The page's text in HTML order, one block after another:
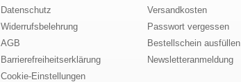
Datenschutz
Widerrufsbelehrung
AGB
Barrierefreiheitserklärung
Cookie-Einstellungen
Versandkosten
Passwort vergessen
Bestellschein ausfüllen
Newsletteranmeldung